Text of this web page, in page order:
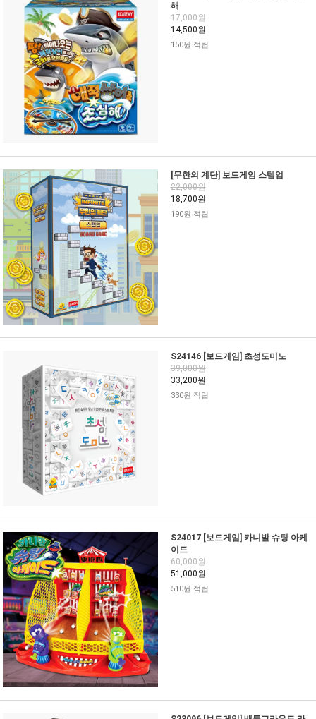
해
17,000원
14,500원
150원 적립
[무한의 계단] 보드게임 스텝업
22,000원
18,700원
190원 적립
S24146 [보드게임] 초성도미노
39,000원
33,200원
330원 적립
S24017 [보드게임] 카니발 슈팅 아케
이드
60,000원
51,000원
510원 적립